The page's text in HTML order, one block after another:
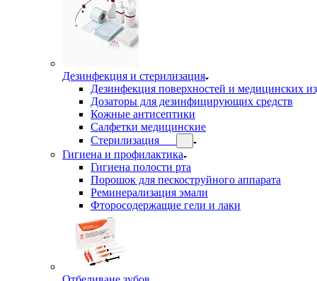
Дезинфекция и стерилизация
Дезинфекция поверхностей и медицинских
Дозаторы для дезинфицирующих средств
Кожные антисептики
Салфетки медицинские
Стерилизация
Гигиена и профилактика
Гигиена полости рта
Порошок для пескоструйного аппарата
Реминерализация эмали
Фторосодержащие гели и лаки